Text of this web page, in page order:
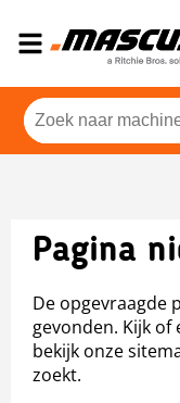
Pagina
De opgevraagde
gevonden. Kijk of
bekijk onze
zoekt.